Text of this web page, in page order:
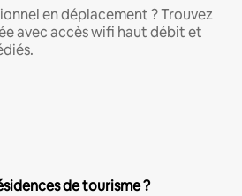
en déplacement ? Trouvez
avec accès wifi haut débit et
de tourisme ?